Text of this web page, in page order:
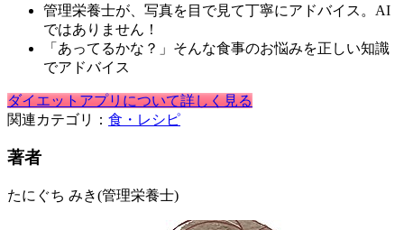
管理栄養士が、写真を目で見て丁寧にアドバイス。AI
ではありません！
「あってるかな？」そんな食事のお悩みを正しい知識
でアドバイス
ダイエットアプリについて詳しく見る
関連カテゴリ： 食・レシピ
著者
たにぐち みき(管理栄養士)